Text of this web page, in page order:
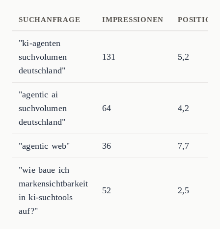
SUCHANFRAGE IMPRESSIONEN POSITION
"ki-agenten
suchvolumen
deutschland"
131 5,2
"agentic ai
suchvolumen
deutschland"
64 4,2
"agentic web" 36 7,7
"wie baue ich
markensichtbarkeit
in ki-suchtools
auf?"
52 2,5